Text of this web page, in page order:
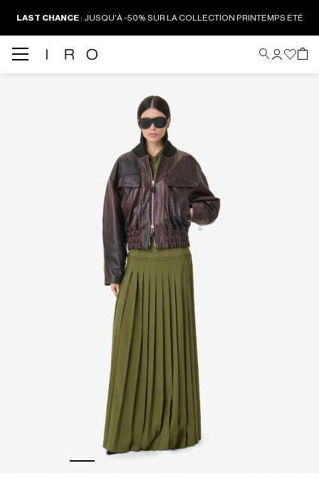
LAST CHANCE: JUSQU'À -50% SUR LA COLLECTION PRINTEMPS ÉTÉ